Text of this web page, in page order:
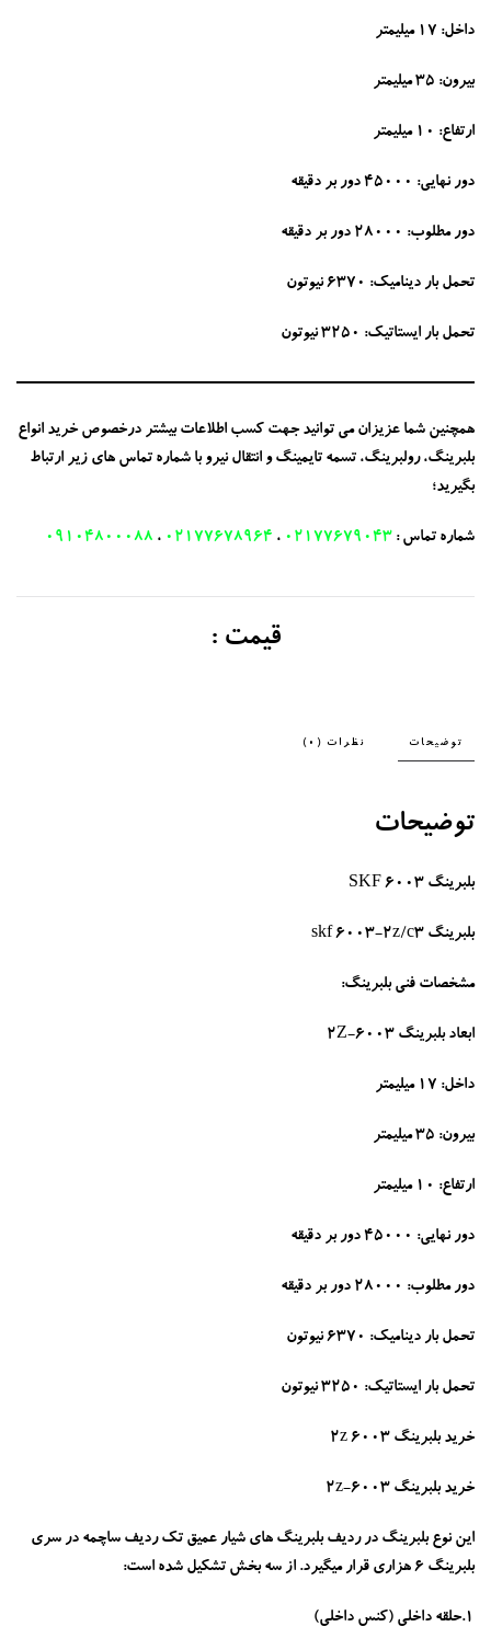
داخل: 17 میلیمتر
بیرون: 35 میلیمتر
ارتفاع: 10 میلیمتر
دور نهایی: 45000 دور بر دقیقه
دور مطلوب: 28000 دور بر دقیقه
تحمل بار دینامیک: 6370 نیوتون
تحمل بار ایستاتیک: 3250 نیوتون
همچنین شما عزیزان می توانید جهت کسب اطلاعات بیشتر درخصوص خرید انواع
بلبرینگ، رولبرینگ، تسمه تایمینگ و انتقال نیرو با شماره تماس های زیر ارتباط
بگیرید؛
شماره تماس : 02177679043 ، 02177678964 ، 09104800088
قیمت :
توضیحات نظرات (0)
توضیحات
بلبرینگ 6003 SKF
بلبرینگ skf 6003-2z/c3
مشخصات فنی بلبرینگ:
ابعاد بلبرینگ 6003-2Z
داخل: 17 میلیمتر
بیرون: 35 میلیمتر
ارتفاع: 10 میلیمتر
دور نهایی: 45000 دور بر دقیقه
دور مطلوب: 28000 دور بر دقیقه
تحمل بار دینامیک: 6370 نیوتون
تحمل بار ایستاتیک: 3250 نیوتون
خرید بلبرینگ 6003 2z
خرید بلبرینگ 6003-2z
این نوع بلبرینگ در ردیف بلبرینگ های شیار عمیق تک ردیف ساچمه در سری
بلبرینگ 6 هزاری قرار میگیرد. از سه بخش تشکیل شده است:
1.حلقه داخلی (کنس داخلی)